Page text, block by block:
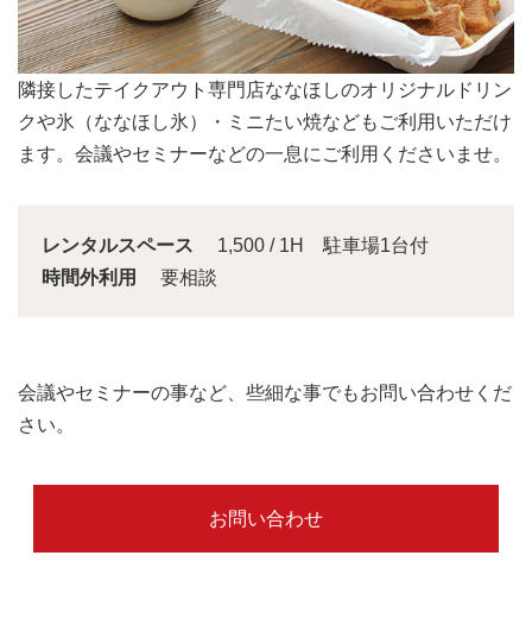
会議スペースは大きな窓から明るい日差しが入り込みま
す。
レンタルスペース
1,500 / 1H 駐車場1台付
時間外利用
要相談
会議やセミナーの事など、些細な事でもお問い合わせくだ
さい。
お問い合わせ